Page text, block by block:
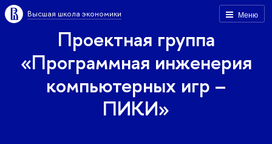
Меню
Высшая школа экономики
Проектная группа
«Программная инженерия
компьютерных игр –
ПИКИ»